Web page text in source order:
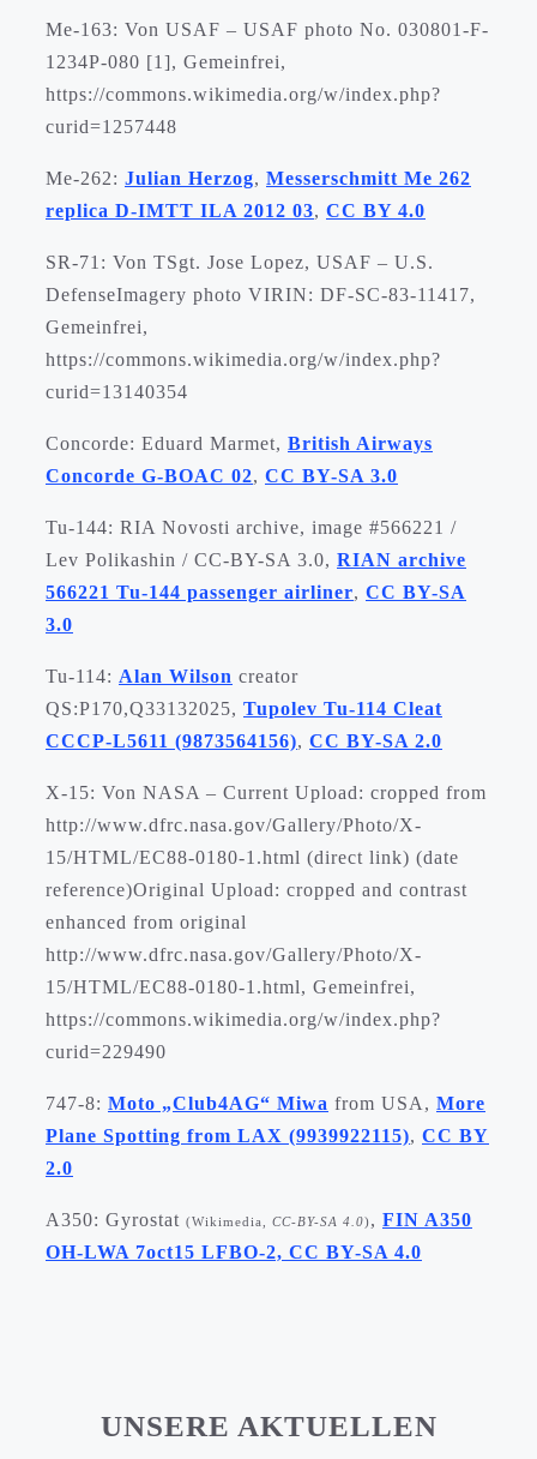
Me-163: Von USAF – USAF photo No. 030801-F-
1234P-080 [1], Gemeinfrei,
https://commons.wikimedia.org/w/index.php?
curid=1257448
Me-262: Julian Herzog, Messerschmitt Me 262
replica D-IMTT ILA 2012 03, CC BY 4.0
SR-71: Von TSgt. Jose Lopez, USAF – U.S.
DefenseImagery photo VIRIN: DF-SC-83-11417,
Gemeinfrei,
https://commons.wikimedia.org/w/index.php?
curid=13140354
Concorde: Eduard Marmet, British Airways
Concorde G-BOAC 02, CC BY-SA 3.0
Tu-144: RIA Novosti archive, image #566221 /
Lev Polikashin / CC-BY-SA 3.0, RIAN archive
566221 Tu-144 passenger airliner, CC BY-SA
3.0
Tu-114: Alan Wilson creator
QS:P170,Q33132025, Tupolev Tu-114 Cleat
CCCP-L5611 (9873564156), CC BY-SA 2.0
X-15: Von NASA – Current Upload: cropped from
http://www.dfrc.nasa.gov/Gallery/Photo/X-
15/HTML/EC88-0180-1.html (direct link) (date
reference)Original Upload: cropped and contrast
enhanced from original
http://www.dfrc.nasa.gov/Gallery/Photo/X-
15/HTML/EC88-0180-1.html, Gemeinfrei,
https://commons.wikimedia.org/w/index.php?
curid=229490
747-8: Moto „Club4AG“ Miwa from USA, More
Plane Spotting from LAX (9939922115), CC BY
2.0
A350: Gyrostat (Wikimedia, CC-BY-SA 4.0), FIN A350
OH-LWA 7oct15 LFBO-2, CC BY-SA 4.0
UNSERE AKTUELLEN